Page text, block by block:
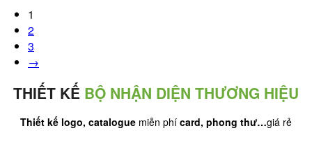
1
2
3
→
THIẾT KẾ BỘ NHẬN DIỆN THƯƠNG HIỆU
Thiết kế logo, catalogue miễn phí card, phong thư…giá rẻ